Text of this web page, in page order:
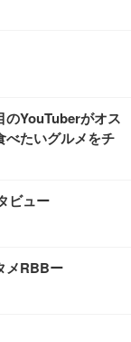
のYouTuberがオス
べたいグルメをチ
ビュー
メRBBー